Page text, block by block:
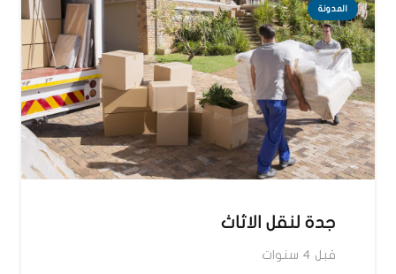
المدونة
جدة لنقل الاثاث
قبل 4 سنوات